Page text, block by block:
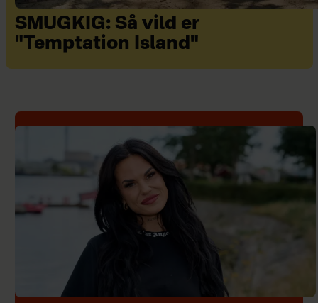
SMUGKIG: Så vild er
"Temptation Island"